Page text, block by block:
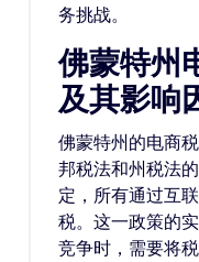
务挑战。
佛蒙特州
及其影响
佛蒙特州的电商
邦税法和州税法
定，所有通过互
税。这一政策的
竞争时，需要将